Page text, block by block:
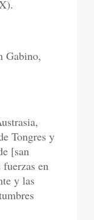
Gabino,
Tongres y
[san
en
y las